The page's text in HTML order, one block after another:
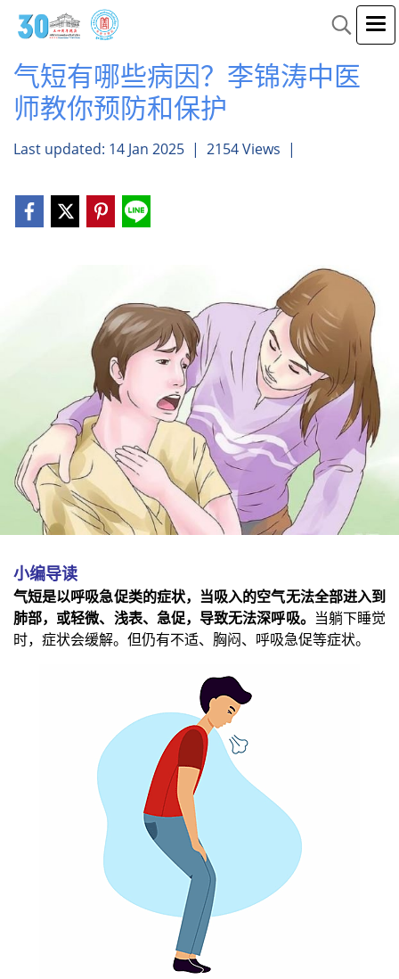
气短有哪些病因？李锦涛中医
师教你预防和保护
Last updated: 14 Jan 2025 | 2154 Views |
小编导读
气短是以呼吸急促类的症状，当吸入的空气无法全部进入到
肺部，或轻微、浅表、急促，导致无法深呼吸。 当躺下睡觉
时，症状会缓解。但仍有不适、胸闷、呼吸急促等症状。